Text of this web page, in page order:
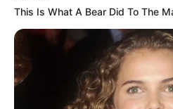
This Is What A Bear Did To The